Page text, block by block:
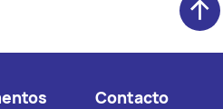
Contacto